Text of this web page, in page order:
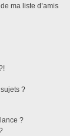
ma liste d’amis
?
?